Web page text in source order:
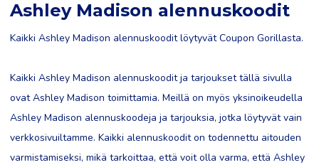
Ashley Madison alennuskoodit
Kaikki Ashley Madison alennuskoodit löytyvät Coupon Gorillasta.
Kaikki Ashley Madison alennuskoodit ja tarjoukset tällä sivulla
ovat Ashley Madison toimittamia. Meillä on myös yksinoikeudella
Ashley Madison alennuskoodeja ja tarjouksia, jotka löytyvät vain
verkkosivuiltamme. Kaikki alennuskoodit on todennettu aitouden
varmistamiseksi, mikä tarkoittaa, että voit olla varma, että Ashley